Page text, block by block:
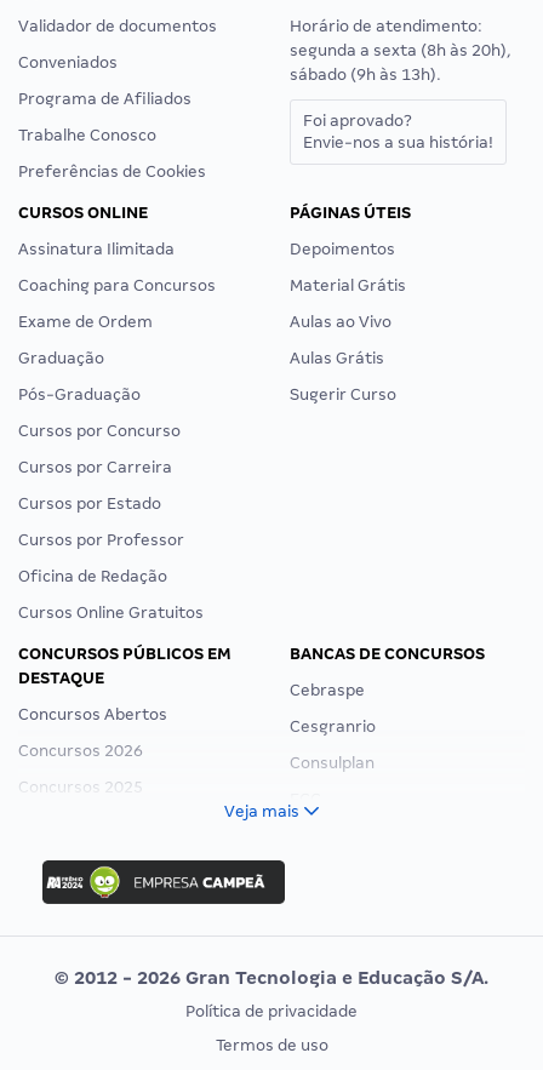
Validador de documentos
Conveniados
Programa de Afiliados
Trabalhe Conosco
Preferências de Cookies
Horário de atendimento:
segunda a sexta (8h às 20h),
sábado (9h às 13h).
Foi aprovado?
Envie-nos a sua história!
CURSOS ONLINE
Assinatura Ilimitada
Coaching para Concursos
Exame de Ordem
Graduação
Pós-Graduação
Cursos por Concurso
Cursos por Carreira
Cursos por Estado
Cursos por Professor
Oficina de Redação
Cursos Online Gratuitos
PÁGINAS ÚTEIS
Depoimentos
Material Grátis
Aulas ao Vivo
Aulas Grátis
Sugerir Curso
CONCURSOS PÚBLICOS EM
DESTAQUE
Concursos Abertos
Concursos 2026
Concursos 2025
Concurso Ibama
Concurso MPU
Editais publicados
BANCAS DE CONCURSOS
Cebraspe
Cesgranrio
Consulplan
Vunesp
CONCURSOS POR PROFISSÃO
EXAME DE ORDEM
Veja mais
© 2012 - 2026 Gran Tecnologia e Educação S/A.
Política de privacidade
Termos de uso